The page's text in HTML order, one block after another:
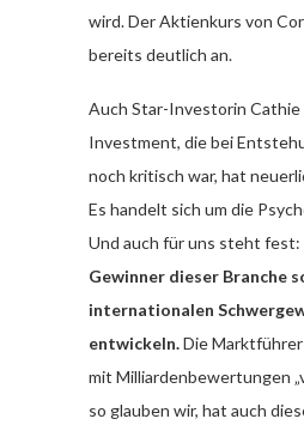
wird. Der Aktienkurs von
bereits deutlich an.
Auch Star-Investorin Cathie
Investment, die bei
noch kritisch war, hat
Es handelt sich um die
Und auch für uns steht fest:
Gewinner dieser Branche
internationalen
entwickeln.Die
mit Milliardenbewertungen
so glauben wir, hat auch